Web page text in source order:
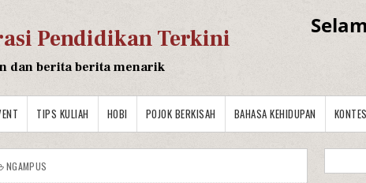
Pendidikan Terkini
dan berita berita menarik
TIPS KULIAH HOBI POJOK BERKISAH BAHASA KEHIDUPAN
NGAMPUS